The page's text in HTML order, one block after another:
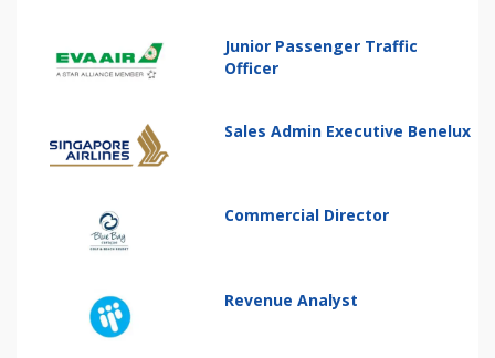
Junior Passenger Traffic
Officer
Sales Admin Executive Benelux
Commercial Director
Revenue Analyst